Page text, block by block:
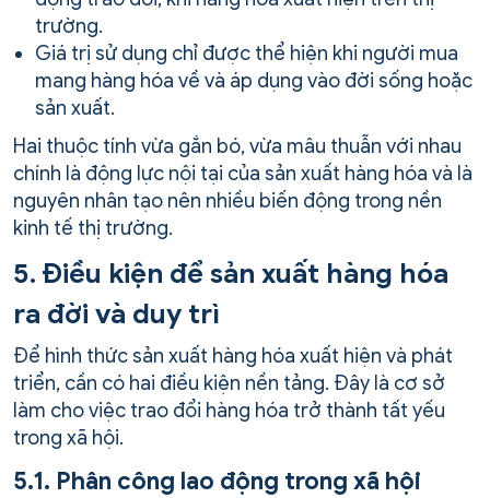
trường.
Giá trị sử dụng chỉ được thể hiện khi người mua
mang hàng hóa về và áp dụng vào đời sống hoặc
sản xuất.
Hai thuộc tính vừa gắn bó, vừa mâu thuẫn với nhau
chính là động lực nội tại của sản xuất hàng hóa và là
nguyên nhân tạo nên nhiều biến động trong nền
kinh tế thị trường.
5. Điều kiện để sản xuất hàng hóa
ra đời và duy trì
Để hình thức sản xuất hàng hóa xuất hiện và phát
triển, cần có hai điều kiện nền tảng. Đây là cơ sở
làm cho việc trao đổi hàng hóa trở thành tất yếu
trong xã hội.
5.1. Phân công lao động trong xã hội